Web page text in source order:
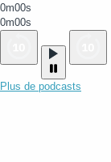
0m00s
0m00s
Plus de podcasts